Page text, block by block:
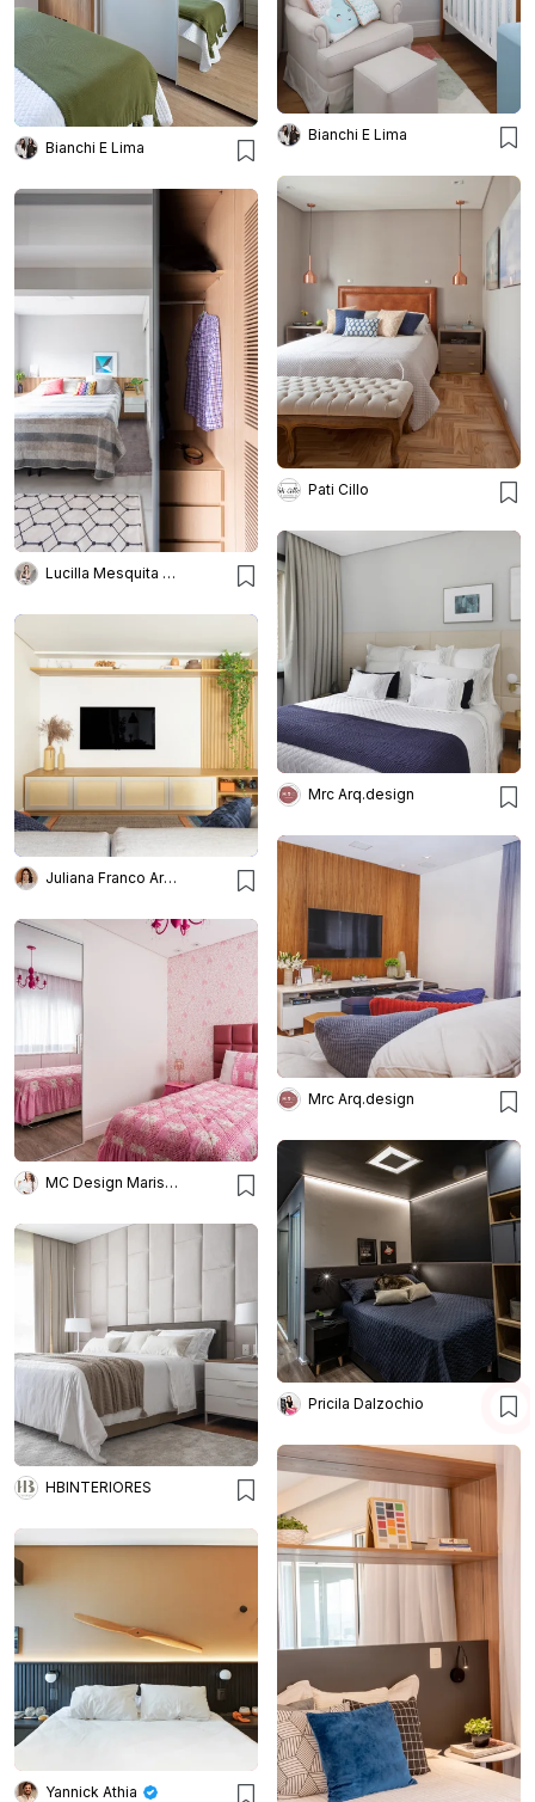
Bianchi E Lima
Bianchi E Lima
Pati Cillo
Lucilla Mesquita Arquitetura e Interiores
Mrc Arq.design
Juliana Franco Arquitetura e Interiores
Mrc Arq.design
MC Design Marisa Costa
Pricila Dalzochio
HBINTERIORES
Yannick Athia